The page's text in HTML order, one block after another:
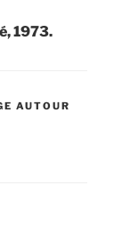
1973.
AUTOUR